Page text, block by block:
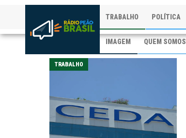
TRABALHO POLÍTICA
IMAGEM QUEM SOMOS
TRABALHO